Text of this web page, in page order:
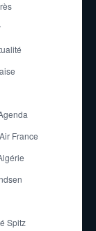
Air France
Spitz